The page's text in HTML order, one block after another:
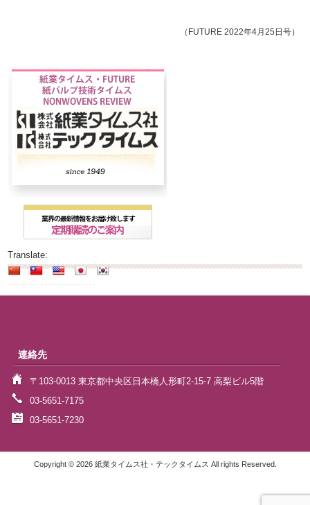
（FUTURE 2022年4月25日号）
Translate:
連絡先
〒103-0013 東京都中央区日本橋人形町2-15-7 高梨ビル5階
03-5651-7175
03-5651-7230
Copyright © 2026 紙業タイムス社・テックタイムス All rights Reserved.